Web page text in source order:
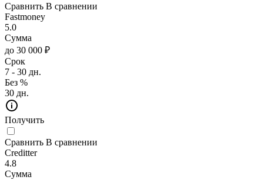
Сравнить В сравнении
Fastmoney
5.0
Сумма
до 30 000 ₽
Срок
7 - 30 дн.
Без %
30 дн.
Получить
Сравнить В сравнении
Creditter
4.8
Сумма